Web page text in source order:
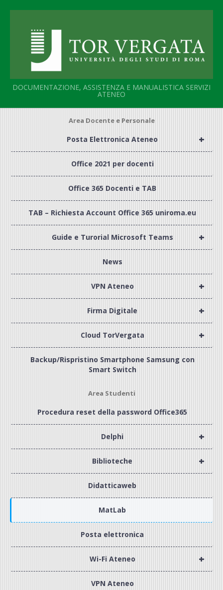
contenuto
DOCUMENTAZIONE, ASSISTENZA E MANUALISTICA SERVIZI
ATENEO
Area Docente e Personale
+
Posta Elettronica Ateneo
Office 2021 per docenti
Office 365 Docenti e TAB
TAB – Richiesta Account Office 365 uniroma.eu
+
Guide e Turorial Microsoft Teams
News
+
VPN Ateneo
+
Firma Digitale
+
Cloud TorVergata
Backup/Rispristino Smartphone Samsung con
Smart Switch
Area Studenti
Procedura reset della password Office365
+
Delphi
+
Biblioteche
Didatticaweb
MatLab
Posta elettronica
+
Wi-Fi Ateneo
VPN Ateneo